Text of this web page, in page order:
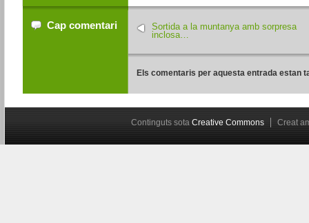
Cap comentari
Sortida a la muntanya amb sorpresa
inclosa…
Els comentaris per aquesta entrada estan
Continguts sota Creative Commons Creat